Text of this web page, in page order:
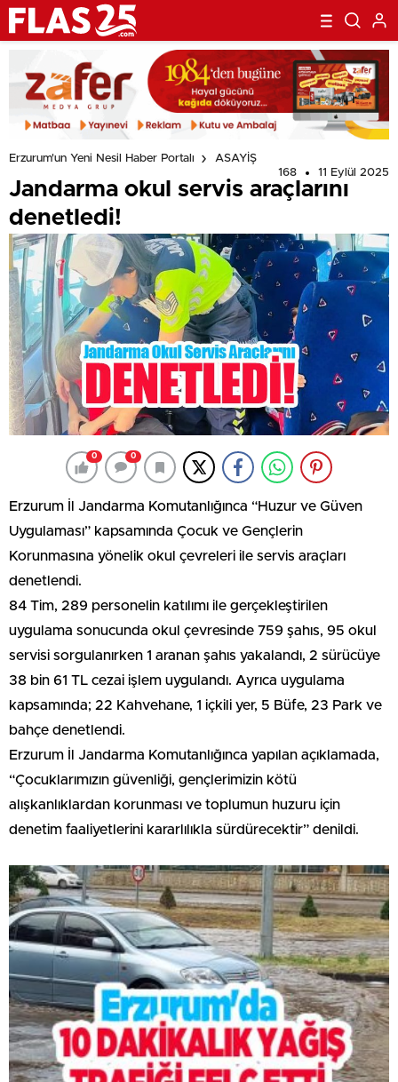
Erzurum'un Yeni Nesil Haber Portalı
ASAYİŞ
168
11 Eylül 2025
Jandarma okul servis araçlarını
denetledi!
0 0
Erzurum İl Jandarma Komutanlığınca “Huzur ve Güven
Uygulaması” kapsamında Çocuk ve Gençlerin
Korunmasına yönelik okul çevreleri ile servis araçları
denetlendi.
84 Tim, 289 personelin katılımı ile gerçekleştirilen
uygulama sonucunda okul çevresinde 759 şahıs, 95 okul
servisi sorgulanırken 1 aranan şahıs yakalandı, 2 sürücüye
38 bin 61 TL cezai işlem uygulandı. Ayrıca uygulama
kapsamında; 22 Kahvehane, 1 içkili yer, 5 Büfe, 23 Park ve
bahçe denetlendi.
Erzurum İl Jandarma Komutanlığınca yapılan açıklamada,
“Çocuklarımızın güvenliği, gençlerimizin kötü
alışkanlıklardan korunması ve toplumun huzuru için
denetim faaliyetlerini kararlılıkla sürdürecektir” denildi.